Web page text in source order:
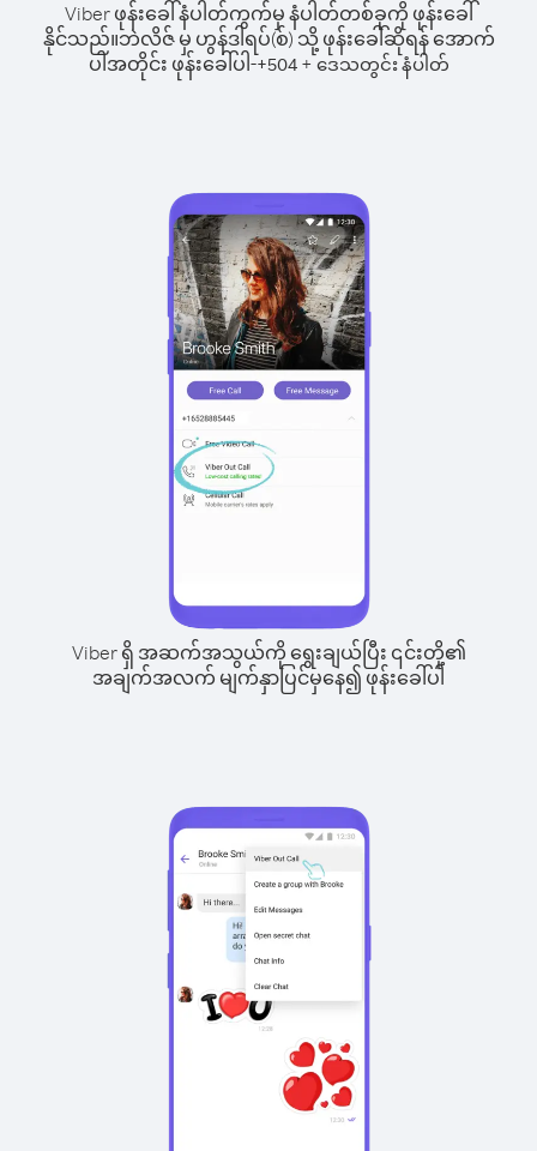
Viber ဖုန်းခေါ်နံပါတ်ကွက်မှ နံပါတ်တစ်ခုကို ဖုန်းခေါ်
နိုင်သည်။ဘဲလိဇ် မှ ဟွန်ဒါရပ်(စ်) သို့ ဖုန်းခေါ်ဆိုရန် အောက်
ပါအတိုင်း ဖုန်းခေါ်ပါ-+504+ဒေသတွင်း နံပါတ်
Viber ရှိ အဆက်အသွယ်ကို ရွေးချယ်ပြီး ၎င်းတို့၏
အချက်အလက် မျက်နှာပြင်မှနေ၍ ဖုန်းခေါ်ပါ